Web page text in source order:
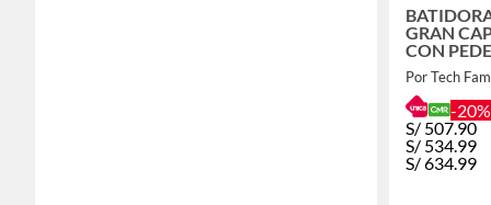
GRAN
CON
Por Tech
-20%
S/ 507.90
S/ 534.99
S/634.99